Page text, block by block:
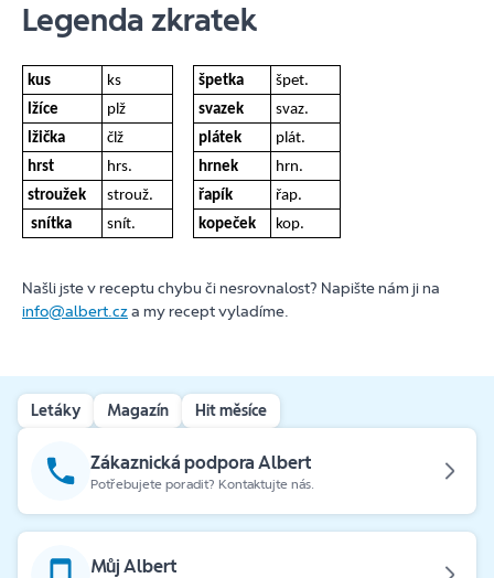
Legenda zkratek
kus ks špetka
špet.
lžíce
plž svazek
svaz.
lžička
člž plátek
plát.
hrst
hrs. hrnek
hrn.
stroužek
strouž. řapík
řap.
snítka
snít. kopeček kop.
Našli jste v receptu chybu či nesrovnalost? Napište nám ji na
info@albert.cza my recept vyladíme.
Letáky Magazín Hit měsíce
Zákaznická podpora Albert
Potřebujete poradit? Kontaktujte nás.
Můj Albert